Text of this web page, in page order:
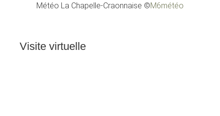
Météo La Chapelle-Craonnaise ©M6météo
Visite virtuelle